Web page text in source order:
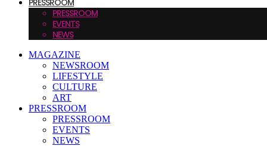
PRESSROOM
PRESSROOM
EVENTS
NEWS
MAGAZINE
NEWSROOM
LIFESTYLE
CULTURE
ART
PRESSROOM
PRESSROOM
EVENTS
NEWS